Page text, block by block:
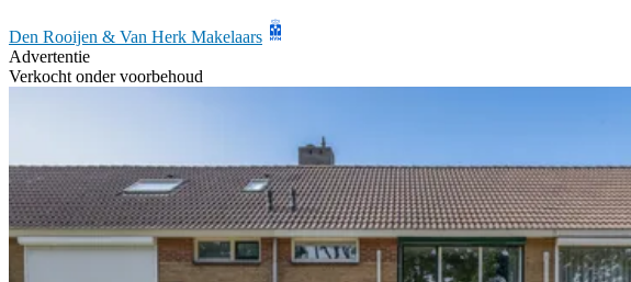
Den Rooijen & Van Herk Makelaars
Advertentie
Verkocht onder voorbehoud